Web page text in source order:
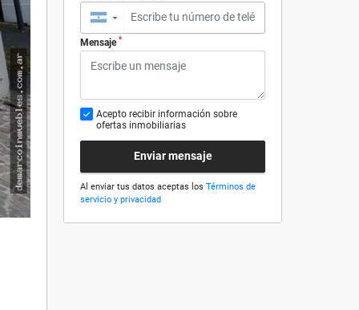
▼
Mensaje *
Acepto recibir información sobre
ofertas inmobiliarias
Enviar mensaje
Al enviar tus datos aceptas los Términos de
servicio y privacidad